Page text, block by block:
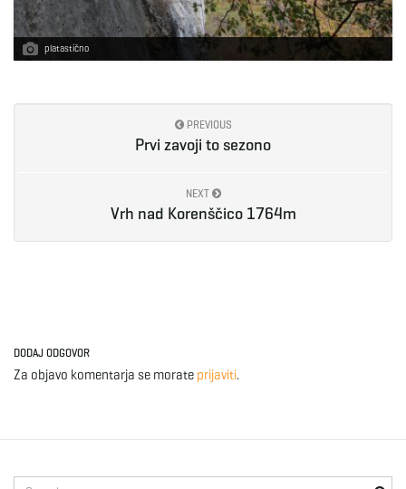
platastično
PREVIOUS
Prvi zavoji to sezono
NEXT
Vrh nad Korenščico 1764m
DODAJ ODGOVOR
Za objavo komentarja se morate prijaviti.